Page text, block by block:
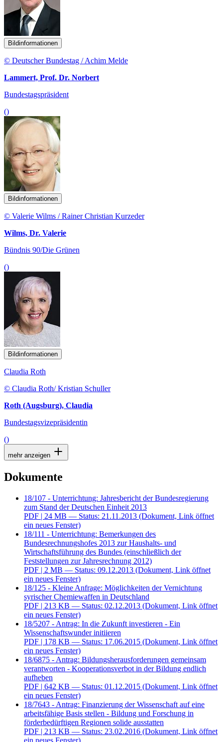
Bildinformationen
© Deutscher Bundestag / Achim Melde
Lammert, Prof. Dr. Norbert
Bundestagspräsident
()
Bildinformationen
© Valerie Wilms / Rainer Christian Kurzeder
Wilms, Dr. Valerie
Bündnis 90/Die Grünen
()
Bildinformationen
Claudia Roth
© Claudia Roth/ Kristian Schuller
Roth (Augsburg), Claudia
Bundestagsvizepräsidentin
()
mehr anzeigen
Dokumente
18/107 - Unterrichtung: Jahresbericht der Bundesregierung
zum Stand der Deutschen Einheit 2013
PDF | 24 MB — Status: 21.11.2013 (Dokument, Link öffnet
ein neues Fenster)
18/111 - Unterrichtung: Bemerkungen des
Bundesrechnungshofes 2013 zur Haushalts- und
Wirtschaftsführung des Bundes (einschließlich der
Feststellungen zur Jahresrechnung 2012)
PDF | 2 MB — Status: 09.12.2013 (Dokument, Link öffnet
ein neues Fenster)
18/125 - Kleine Anfrage: Möglichkeiten der Vernichtung
syrischer Chemiewaffen in Deutschland
PDF | 213 KB — Status: 02.12.2013 (Dokument, Link öffnet
ein neues Fenster)
18/5207 - Antrag: In die Zukunft investieren - Ein
Wissenschaftswunder initiieren
PDF | 178 KB — Status: 17.06.2015 (Dokument, Link öffnet
ein neues Fenster)
18/6875 - Antrag: Bildungsherausforderungen gemeinsam
verantworten - Kooperationsverbot in der Bildung endlich
aufheben
PDF | 642 KB — Status: 01.12.2015 (Dokument, Link öffnet
ein neues Fenster)
18/7643 - Antrag: Finanzierung der Wissenschaft auf eine
arbeitsfähige Basis stellen - Bildung und Forschung in
förderbedürftigen Regionen solide ausstatten
PDF | 213 KB — Status: 23.02.2016 (Dokument, Link öffnet
ein neues Fenster)